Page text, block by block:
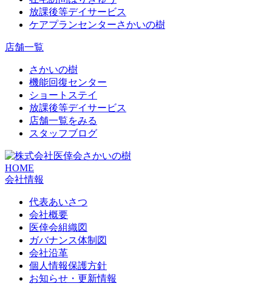
放課後等デイサービス
ケアプランセンターさかいの樹
店舗一覧
さかいの樹
機能回復センター
ショートステイ
放課後等デイサービス
店舗一覧をみる
スタッフブログ
HOME
会社情報
代表あいさつ
会社概要
医倖会組織図
ガバナンス体制図
会社沿革
個人情報保護方針
お知らせ・更新情報